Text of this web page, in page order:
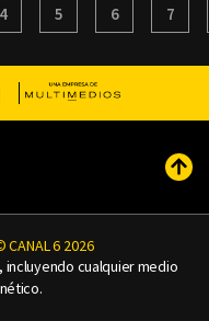
4 5 6 7
CANAL 6 2026
cualquier medio